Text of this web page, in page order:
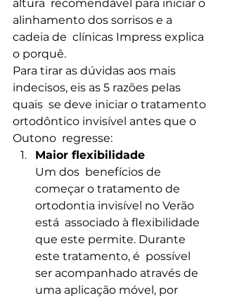
altura  recomendável para iniciar o
alinhamento dos sorrisos e a
cadeia de  clínicas Impress explica
o porquê.
Para tirar as dúvidas aos mais
indecisos, eis as 5 razões pelas
quais  se deve iniciar o tratamento
ortodôntico invisível antes que o
Outono  regresse:
Maior flexibilidade
Um dos  benefícios de
começar o tratamento de
ortodontia invisível no Verão
está  associado à flexibilidade
que este permite. Durante
este tratamento, é  possível
ser acompanhado através de
uma aplicação móvel, por